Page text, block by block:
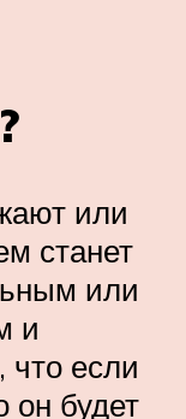
или
станет
или
и
что если
он будет